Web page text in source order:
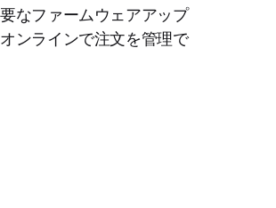
なファームウェアアップ
ンラインで注文を管理で